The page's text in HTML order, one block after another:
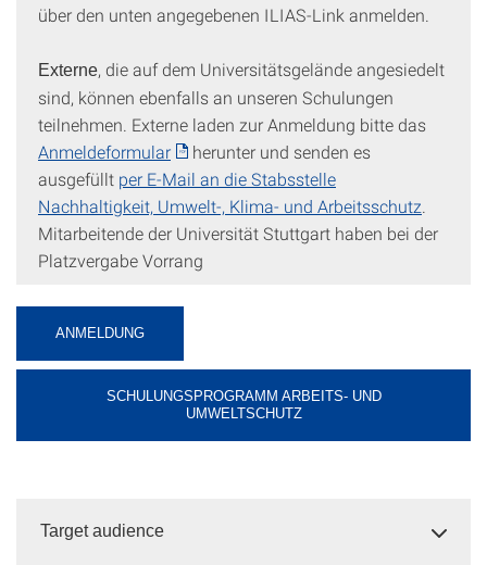
über den unten angegebenen ILIAS-Link anmelden.
Externe, die auf dem Universitätsgelände angesiedelt
sind, können ebenfalls an unseren Schulungen
teilnehmen. Externe laden zur Anmeldung bitte das
Anmeldeformular
herunter und senden es
ausgefüllt per E-Mail an die Stabsstelle
Nachhaltigkeit, Umwelt-, Klima- und Arbeitsschutz
Mitarbeitende der Universität Stuttgart haben bei der
Platzvergabe Vorrang
ANMELDUNG
SCHULUNGSPROGRAMM ARBEITS- UND
UMWELTSCHUTZ
Target audience